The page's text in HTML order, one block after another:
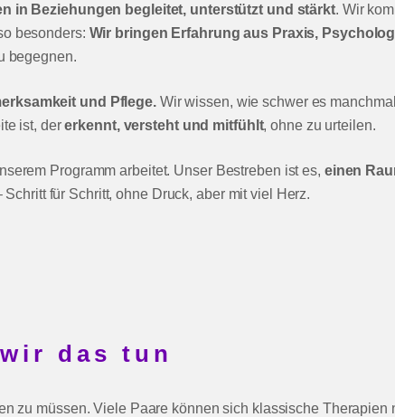
in Beziehungen begleitet, unterstützt und stärkt. Wir
besonders: Wir bringen Erfahrung aus Praxis,
begegnen.
und Pflege.Wir wissen, wie schwer es
ist, dererkennt, versteht und mitfühlt, ohne zu urteilen.
Programm arbeitet. Unser Bestreben ist es, einen
für Schritt, ohne Druck, aber mit viel Herz.
das tun
zu müssen. Viele Paare können sich klassische Therapien